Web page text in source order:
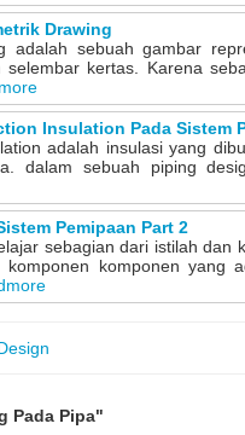
Drawing
adalah sebuah gambar
kertas. Karena
Insulation Pada Sistem
adalah insulasi yang
dalam sebuah piping
Pemipaan Part 2
sebagian dari istilah dan
komponen komponen yang
Pada Pipa"